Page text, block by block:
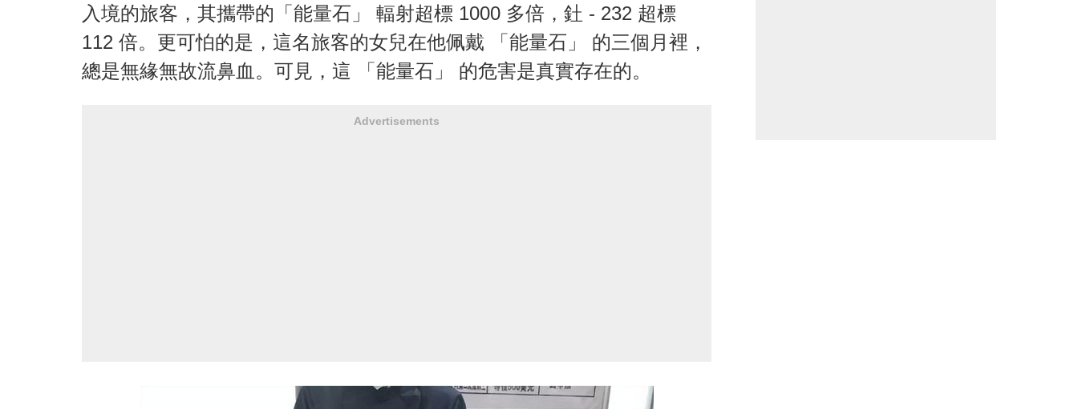
入境的旅客，其攜帶的「能量石」 輻射超標 1000 多倍，釷 - 232 超標
112 倍。更可怕的是，這名旅客的女兒在他佩戴 「能量石」 的三個月裡，
總是無緣無故流鼻血。可見，這 「能量石」 的危害是真實存在的。
Advertisements